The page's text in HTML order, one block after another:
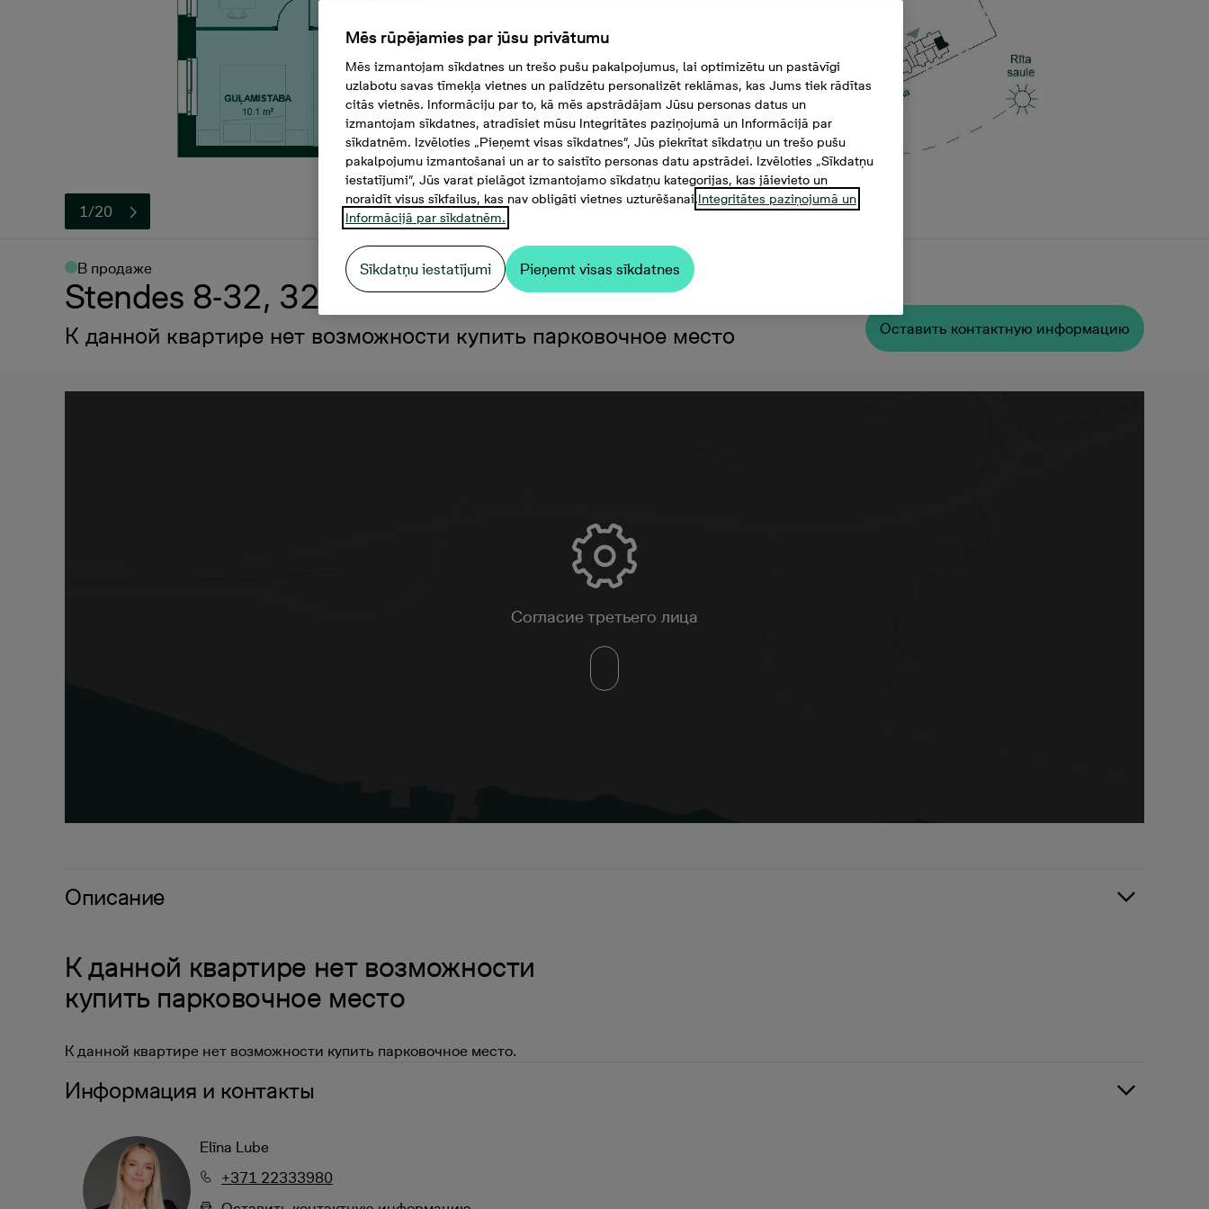
1/20
В продаже
Stendes 8-32, 32, 121 000 €, 2 комнаты, 44,1 м²
К данной квартире нет возможности купить парковочное место Oставить контактную информацию
Согласие третьего лица
Описание
К данной квартире нет возможности
купить парковочное место
К данной квартире нет возможности купить парковочное место.
Информация и контакты
Elīna Lube
+371 22333980
Mēs rūpējamies par jūsu privātumu
Mēs izmantojam sīkdatnes un trešo pušu pakalpojumus, lai optimizētu un pastāvīgi
uzlabotu savas tīmekļa vietnes un palīdzētu personalizēt reklāmas, kas Jums tiek rādītas
citās vietnēs. Informāciju par to, kā mēs apstrādājam Jūsu personas datus un
izmantojam sīkdatnes, atradīsiet mūsu Integritātes paziņojumā un Informācijā par
sīkdatnēm. Izvēloties „Pieņemt visas sīkdatnes”, Jūs piekrītat sīkdatņu un trešo pušu
pakalpojumu izmantošanai un ar to saistīto personas datu apstrādei. Izvēloties „Sīkdatņu
iestatījumi”, Jūs varat pielāgot izmantojamo sīkdatņu kategorijas, kas jāievieto un
noraidīt visus sīkfailus, kas nav obligāti vietnes uzturēšanai.Integritātes paziņojumā un
Informācijā par sīkdatnēm.
Sīkdatņu iestatījumi Pieņemt visas sīkdatnes